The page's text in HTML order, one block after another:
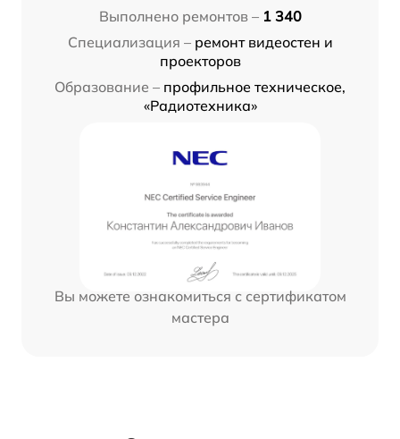
Выполнено ремонтов – 1 340
Специализация – ремонт видеостен и
проекторов
Образование – профильное техническое,
«Радиотехника»
Вы можете ознакомиться с сертификатом
мастера